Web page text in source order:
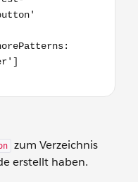
zum Verzeichnis
erstellt haben.